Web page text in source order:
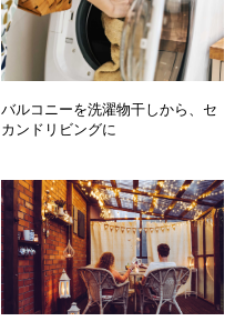
バルコニーを洗濯物干しから、セ
カンドリビングに